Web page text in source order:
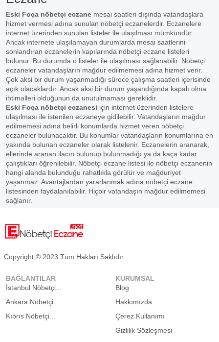
Eski Foça nöbetçi eczane mesai saatleri dışında vatandaşlara
hizmet vermesi adına sunulan nöbetçi eczanelerdir. Eczanelere
internet üzerinden sunulan listeler ile ulaşılması mümkündür.
Ancak internete ulaşılamayan durumlarda mesai saatlerini
sonlandıran eczanelerin kapılarında nöbetçi eczane listeleri
bulunur. Bu durumda o listeler ile ulaşılması sağlanabilir. Nöbetçi
eczaneler vatandaşların mağdur edilmemesi adına hizmet verir.
Çok aksi bir durum yaşanmadığı sürece çalışma saatleri içerisinde
açık olacaklardır. Ancak aksi bir durum yaşandığında kapalı olma
ihtimalleri olduğunun da unutulmaması gereklidir.
Eski Foça nöbetçi eczanesi için internet üzerinden listelere
ulaşılması ile istenilen eczaneye gidilebilir. Vatandaşların mağdur
edilmemesi adına belirli konumlarda hizmet veren nöbetçi
eczaneler bulunacaktır. Bu konumlar vatandaşların konumlarına en
yakında bulunan eczaneler olarak listelenir. Eczanelerin aranarak,
ellerinde aranan ilacın bulunup bulunmadığı ya da kaça kadar
çalıştıkları öğrenilebilir. Nöbetçi eczane listesi ile nöbetçi eczanenin
hangi alanda bulunduğu rahatlıkla görülür ve mağduriyet
yaşanmaz. Avantajlardan yararlanmak adına nöbetçi eczane
listesinden faydalanılabilir. Hiçbir vatandaşın mağdur edilmemesi
sağlanır.
Copyright © 2023 Tüm Hakları Saklıdır.
BAĞLANTILAR
İstanbul Nöbetçi...
Ankara Nöbetçi...
Kıbrıs Nöbetçi...
KURUMSAL
Blog
Hakkımızda
Çerez Kullanımı
Gizlilik Sözleşmesi